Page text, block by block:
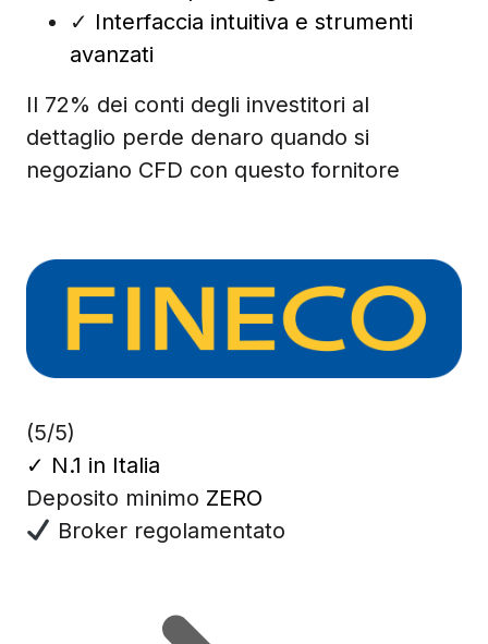
✓ Interfaccia intuitiva e strumenti
avanzati
Il 72% dei conti degli investitori al
dettaglio perde denaro quando si
negoziano CFD con questo fornitore
(5/5)
✓ N.1 in Italia
Deposito minimo ZERO
Broker regolamentato